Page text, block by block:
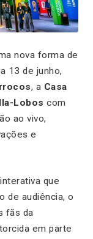
nova forma de
13 de junho,
, a Casa
Lobos com
ao vivo,
e
que
de audiência, o
fãs da
em parte